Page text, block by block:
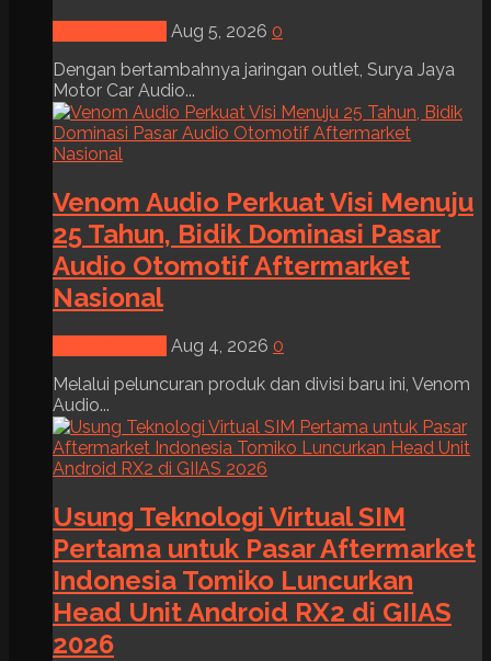
Aug 5, 2026 0
Dengan bertambahnya jaringan outlet, Surya Jaya
Motor Car Audio...
Venom Audio Perkuat Visi Menuju
25 Tahun, Bidik Dominasi Pasar
Audio Otomotif Aftermarket
Nasional
Aug 4, 2026 0
Melalui peluncuran produk dan divisi baru ini, Venom
Audio...
Usung Teknologi Virtual SIM
Pertama untuk Pasar Aftermarket
Indonesia Tomiko Luncurkan
Head Unit Android RX2 di GIIAS
2026